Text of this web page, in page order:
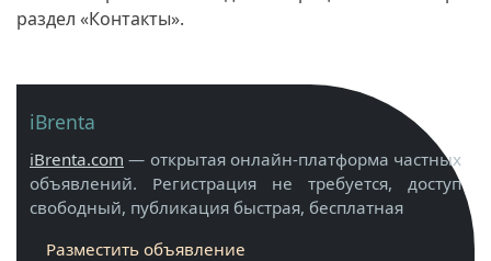
раздел «Контакты».
iBrenta
iBrenta.com — открытая онлайн-платформа частных
объявлений. Регистрация не требуется, доступ
свободный, публикация быстрая, бесплатная
Разместить объявление